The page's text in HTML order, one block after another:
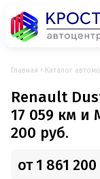
Главная Каталог
Renault
17 059 км и
200 руб.
от 1 861